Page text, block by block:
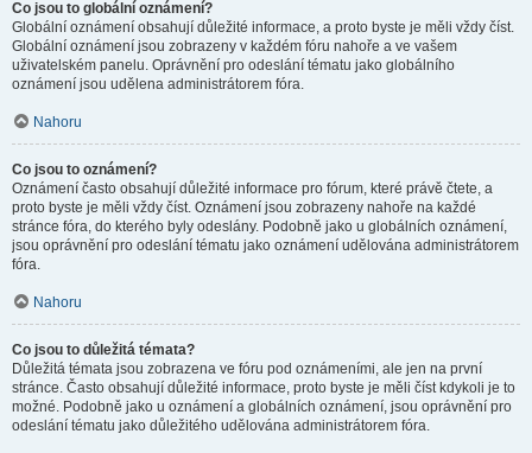
Co jsou to globální oznámení?
Globální oznámení obsahují důležité informace, a proto byste je měli vždy číst.
Globální oznámení jsou zobrazeny v každém fóru nahoře a ve vašem
uživatelském panelu. Oprávnění pro odeslání tématu jako globálního
oznámení jsou udělena administrátorem fóra.
Nahoru
Co jsou to oznámení?
Oznámení často obsahují důležité informace pro fórum, které právě čtete, a
proto byste je měli vždy číst. Oznámení jsou zobrazeny nahoře na každé
stránce fóra, do kterého byly odeslány. Podobně jako u globálních oznámení,
jsou oprávnění pro odeslání tématu jako oznámení udělována administrátorem
fóra.
Nahoru
Co jsou to důležitá témata?
Důležitá témata jsou zobrazena ve fóru pod oznámeními, ale jen na první
stránce. Často obsahují důležité informace, proto byste je měli číst kdykoli je to
možné. Podobně jako u oznámení a globálních oznámení, jsou oprávnění pro
odeslání tématu jako důležitého udělována administrátorem fóra.